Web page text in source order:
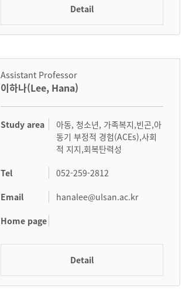
Detail
Assistant Professor
이하나(Lee, Hana)
Study area
아동, 청소년, 가족복지,빈곤,아
동기 부정적 경험(ACEs),사회
적 지지,회복탄력성
Tel 052-259-2812
Email hanalee@ulsan.ac.kr
Home page
Detail